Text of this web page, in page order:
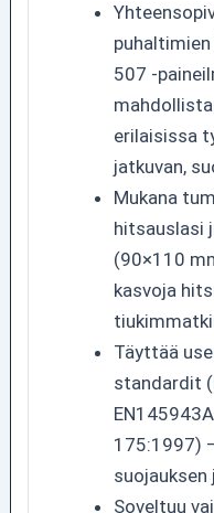
puhaltimien
507 -
erilaisissa
jatkuvan,
Mukana
hitsauslasi
(90×110
kasvoja
Täyttää
standardit
175:1997)
suojauksen
Soveltuu